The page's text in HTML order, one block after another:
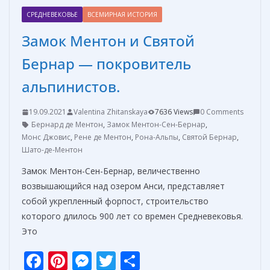
СРЕДНЕВЕКОВЬЕ ВСЕМИРНАЯ ИСТОРИЯ
Замок Ментон и Святой
Бернар — покровитель
альпинистов.
19.09.2021 Valentina Zhitanskaya 7636 Views
0 Comments
Бернард де Ментон, Замок Ментон-Сен-Бернар,
Монс Джовис, Рене де Ментон, Рона-Альпы, Святой Бернар,
Шато-де-Ментон
Замок Ментон-Сен-Бернар, величественно
возвышающийся над озером Анси, представляет
собой укрепленный форпост, строительство
которого длилось 900 лет со времен Средневековья.
Это
F Pi M T